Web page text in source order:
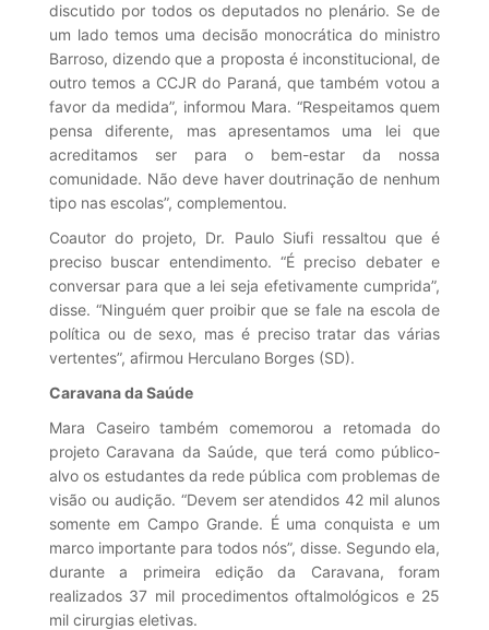
discutido por todos os deputados no plenário. Se de
um lado temos uma decisão monocrática do ministro
Barroso, dizendo que a proposta é inconstitucional, de
outro temos a CCJR do Paraná, que também votou a
favor da medida”, informou Mara. “Respeitamos quem
pensa diferente, mas apresentamos uma lei que
acreditamos ser para o bem-estar da nossa
comunidade. Não deve haver doutrinação de nenhum
tipo nas escolas”, complementou.
Coautor do projeto, Dr. Paulo Siufi ressaltou que é
preciso buscar entendimento. “É preciso debater e
conversar para que a lei seja efetivamente cumprida”,
disse. “Ninguém quer proibir que se fale na escola de
política ou de sexo, mas é preciso tratar das várias
vertentes”, afirmou Herculano Borges (SD).
Caravana da Saúde
Mara Caseiro também comemorou a retomada do
projeto Caravana da Saúde, que terá como público-
alvo os estudantes da rede pública com problemas de
visão ou audição. “Devem ser atendidos 42 mil alunos
somente em Campo Grande. É uma conquista e um
marco importante para todos nós”, disse. Segundo ela,
durante a primeira edição da Caravana, foram
realizados 37 mil procedimentos oftalmológicos e 25
mil cirurgias eletivas.